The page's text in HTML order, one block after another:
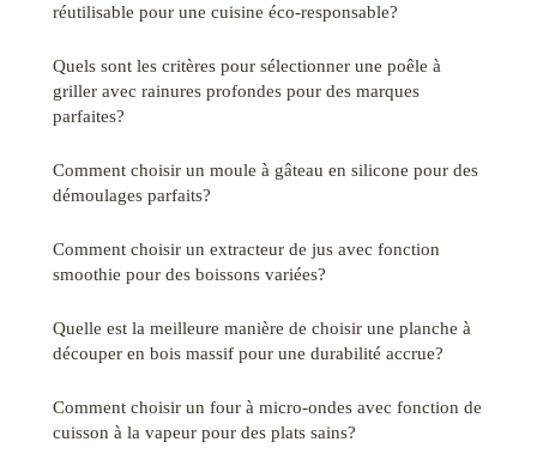
réutilisable pour une cuisine éco-responsable?
Quels sont les critères pour sélectionner une poêle à
griller avec rainures profondes pour des marques
parfaites?
Comment choisir un moule à gâteau en silicone pour des
démoulages parfaits?
Comment choisir un extracteur de jus avec fonction
smoothie pour des boissons variées?
Quelle est la meilleure manière de choisir une planche à
découper en bois massif pour une durabilité accrue?
Comment choisir un four à micro-ondes avec fonction de
cuisson à la vapeur pour des plats sains?